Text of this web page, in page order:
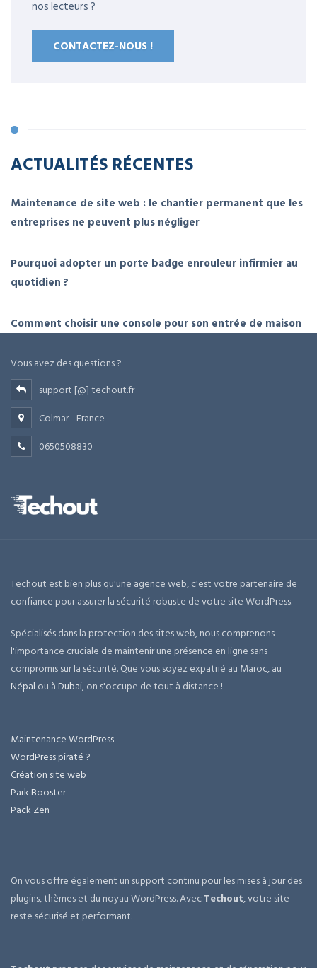
nos lecteurs ?
CONTACTEZ-NOUS !
ACTUALITÉS RÉCENTES
Maintenance de site web : le chantier permanent que les
entreprises ne peuvent plus négliger
Pourquoi adopter un porte badge enrouleur infirmier au
quotidien ?
Comment choisir une console pour son entrée de maison
Vous avez des questions ?
support [@] techout.fr
Colmar - France
0650508830
Techout est bien plus qu'une agence web, c'est votre partenaire de
confiance pour assurer la sécurité robuste de votre site WordPress.
Spécialisés dans la protection des sites web, nous comprenons
l'importance cruciale de maintenir une présence en ligne sans
compromis sur la sécurité. Que vous soyez expatrié au Maroc, au
Népal ou àDubai, on s'occupe de tout à distance !
Maintenance WordPress
WordPress piraté ?
Création site web
Park Booster
Pack Zen
On vous offre également un support continu pour les mises à jour des
plugins, thèmes et du noyau WordPress. AvecTechout, votre site
reste sécurisé et performant.